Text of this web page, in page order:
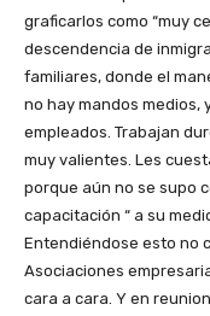
graficarlos como “muy
descendencia de
familiares, donde el
no hay mandos medios,
empleados. Trabajan
muy valientes. Les
porque aún no se supo
capacitación “ a su
Entendiéndose esto no
Asociaciones
cara a cara. Y en